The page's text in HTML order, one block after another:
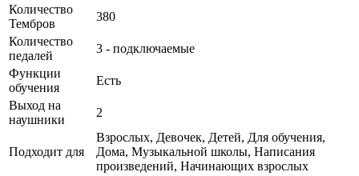
Количество
Тембров
380
Количество
педалей
3 - подключаемые
Функции
обучения
Есть
Выход на
наушники
2
Подходит для
Взрослых, Девочек, Детей, Для обучения,
Дома, Музыкальной школы, Написания
произведений, Начинающих взрослых